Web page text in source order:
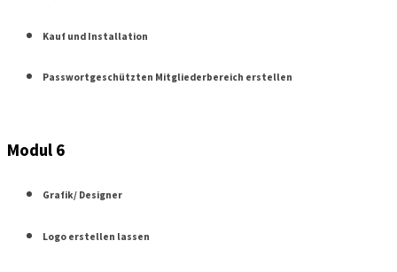
Kauf und Installation
Passwortgeschützten Mitgliederbereich erstellen
Modul 6
Grafik/ Designer
Logo erstellen lassen